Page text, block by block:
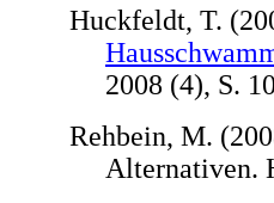
Huckfeldt, T.
2008 (4), S.
Rehbein, M.
Alternativen.